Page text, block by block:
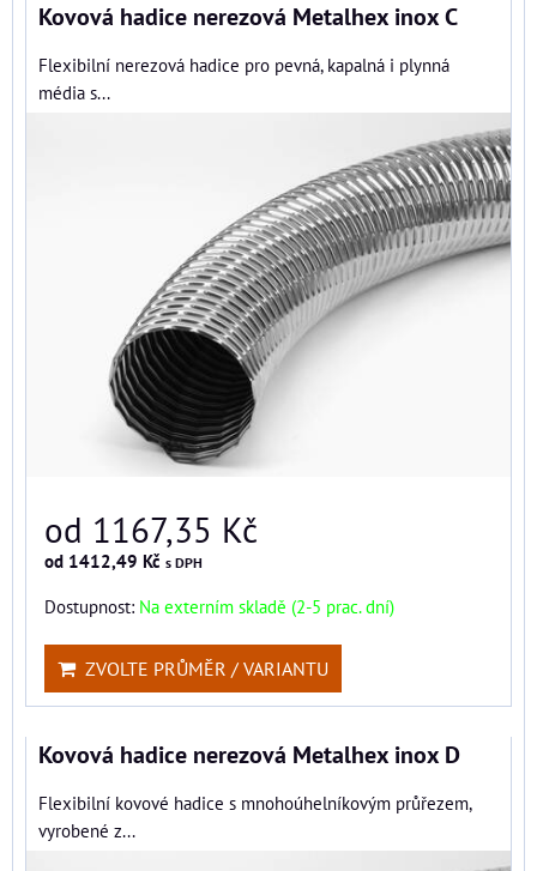
Kovová hadice nerezová Metalhex inox C
Flexibilní nerezová hadice pro pevná, kapalná i plynná
média s...
od 1167,35 Kč
od 1412,49 Kč s DPH
Dostupnost: Na externím skladě (2-5 prac. dní)
ZVOLTE PRŮMĚR / VARIANTU
Kovová hadice nerezová Metalhex inox D
Flexibilní kovové hadice s mnohoúhelníkovým průřezem,
vyrobené z...